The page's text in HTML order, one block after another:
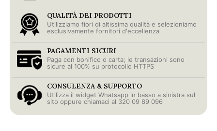
QUALITÀ DEI PRODOTTI
Utilizziamo fiori di altissima qualità e selezioniamo
esclusivamente fornitori d'eccellenza
PAGAMENTI SICURI
Paga con bonifico o carta; le transazioni sono
sicure al 100% su protocollo HTTPS
CONSULENZA & SUPPORTO
Utilizza il widget Whatsapp in basso a sinistra sul
sito oppure chiamaci al 320 09 89 096